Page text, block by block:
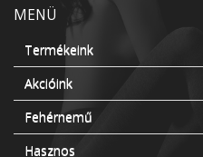
MENÜ
Termékeink
Akcióink
Fehérnemű
Hasznos